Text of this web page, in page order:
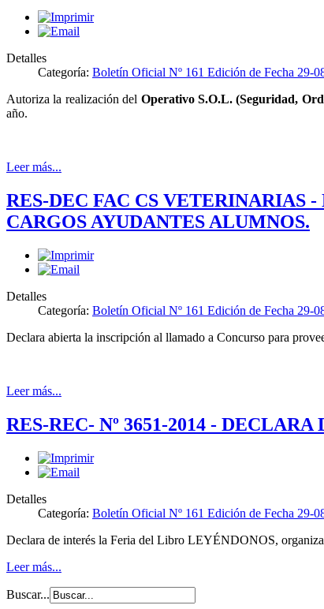
Detalles
Categoría: Boletín Oficial Nº 161 Edición de Fecha 29-
Autoriza la realización del Operativo S.O.L. (Seguridad,
año.
Leer más...
RES-DEC FAC CS VETERINARIAS
CARGOS AYUDANTES ALUMNOS.
Detalles
Categoría: Boletín Oficial Nº 161 Edición de Fecha 29-
Declara abierta la inscripción al llamado a Concurso para
Leer más...
RES-REC- Nº 3651-2014 -
Detalles
Categoría: Boletín Oficial Nº 161 Edición de Fecha 29-
Declara de interés la Feria del Libro LEYÉNDONOS,
Leer más...
Buscar...